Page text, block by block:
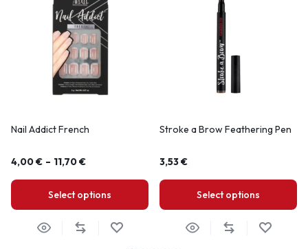
Nail Addict French
4,00€ – 11,70€
Select options
Stroke a Brow Feathering Pen
3,53€
Select options